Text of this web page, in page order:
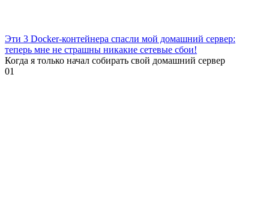
Эти 3 Docker-контейнера спасли мой домашний сервер:
теперь мне не страшны никакие сетевые сбои!
Когда я только начал собирать свой домашний сервер
01